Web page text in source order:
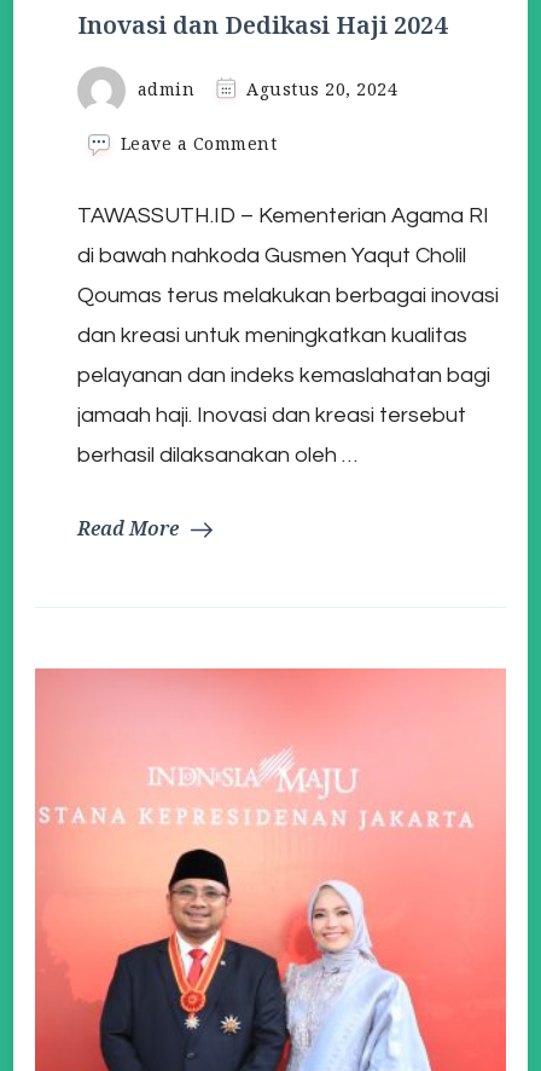
Inovasi dan Dedikasi Haji 2024
admin Agustus 20, 2024
Leave a Commenton
Dedikasi
Haji
2024
TAWASSUTH.ID – Kementerian Agama RI
di bawah nahkoda Gusmen Yaqut Cholil
Qoumas terus melakukan berbagai inovasi
dan kreasi untuk meningkatkan kualitas
pelayanan dan indeks kemaslahatan bagi
jamaah haji. Inovasi dan kreasi tersebut
berhasil dilaksanakan oleh …
Read More